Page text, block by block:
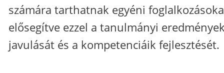
számára tarthatnak egyéni
elősegítve ezzel a tanulmányi
javulását és a kompetenciáik fejlesztését.